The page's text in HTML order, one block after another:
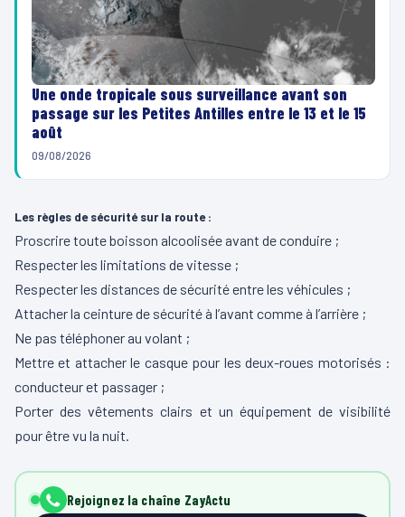
Une onde tropicale sous surveillance avant son
passage sur les Petites Antilles entre le 13 et le 15
août
09/08/2026
Les règles de sécurité sur la route :
Proscrire toute boisson alcoolisée avant de conduire ;
Respecter les limitations de vitesse ;
Respecter les distances de sécurité entre les véhicules ;
Attacher la ceinture de sécurité à l’avant comme à l’arrière ;
Ne pas téléphoner au volant ;
Mettre et attacher le casque pour les deux-roues motorisés :
conducteur et passager ;
Porter des vêtements clairs et un équipement de visibilité
pour être vu la nuit.
Rejoignez la chaîne ZayActu